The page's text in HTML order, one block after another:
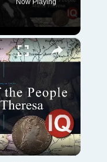
Now Playing
×
- Maria Theresa - 4K Video